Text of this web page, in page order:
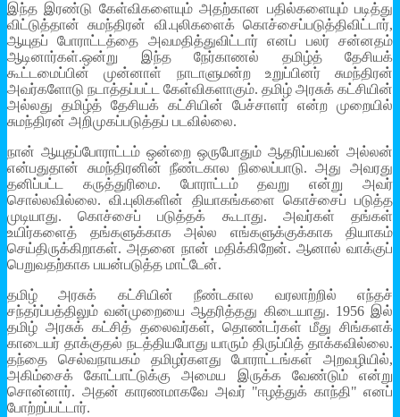
இந்த இரண்டு கேள்விகளையும் அதற்கான பதில்களையும் படித்து
விட்டுத்தான் சுமந்திரன் வி.புலிகளைக் கொச்சைப்படுத்திவிட்டார்,
ஆயுதப் போராட்டத்தை அவமதித்துவிட்டார் எனப் பலர் சன்னதம்
ஆடினார்கள்.ஒன்று இந்த நேர்காணல் தமிழ்த் தேசியக்
கூட்டமைப்பின் முன்னாள் நாடாளுமன்ற உறுப்பினர் சுமந்திரன்
அவர்களோடு நடாத்தப்பட்ட கேள்விகளாகும். தமிழ் அரசுக் கட்சியின்
அல்லது தமிழ்த் தேசியக் கட்சியின் பேச்சாளர் என்ற முறையில்
சுமந்திரன் அறிமுகப்படுத்தப் படவில்லை.
நான் ஆயுதப்போராட்டம் ஒன்றை ஒருபோதும் ஆதரிப்பவன் அல்லன்
என்பதுதான் சுமந்திரனின் நீண்டகால நிலைப்பாடு. அது அவரது
தனிப்பட்ட கருத்துரிமை. போராட்டம் தவறு என்று அவர்
சொல்லவில்லை. வி.புலிகளின் தியாகங்களை கொச்சைப் படுத்த
முடியாது. கொச்சைப் படுத்தக் கூடாது. அவர்கள் தங்கள்
உயிர்களைத் தங்களுக்காக அல்ல எங்களுக்குக்காக தியாகம்
செய்திருக்கிறாகள். அதனை நான் மதிக்கிறேன். ஆனால் வாக்குப்
பெறுவதற்காக பயன்படுத்த மாட்டேன்.
தமிழ் அரசுக் கட்சியின் நீண்டகால வரலாற்றில் எந்தச்
சந்தர்ப்பத்திலும் வன்முறையை ஆதரித்தது கிடையாது. 1956 இல்
தமிழ் அரசுக் கட்சித் தலைவர்கள், தொண்டர்கள் மீது சிங்களக்
காடையர் தாக்குதல் நடத்தியபோது யாரும் திருப்பித் தாக்கவில்லை.
தந்தை செல்வநாயகம் தமிழர்களது போராட்டங்கள் அறவழியில்,
அகிம்சைக் கோட்பாட்டுக்கு அமைய இருக்க வேண்டும் என்று
சொன்னார். அதன் காரணமாகவே அவர் "ஈழத்துக் காந்தி" எனப்
போற்றப்பட்டார்.